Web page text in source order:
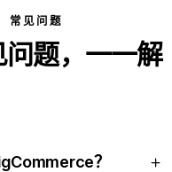
常见问题
题，一一解
？